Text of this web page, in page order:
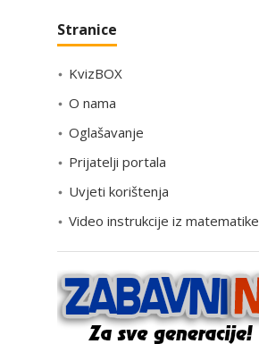
t
g
i
j
Stranice
KvizBOX
O nama
Oglašavanje
Prijatelji portala
Uvjeti korištenja
Video instrukcije iz matematike